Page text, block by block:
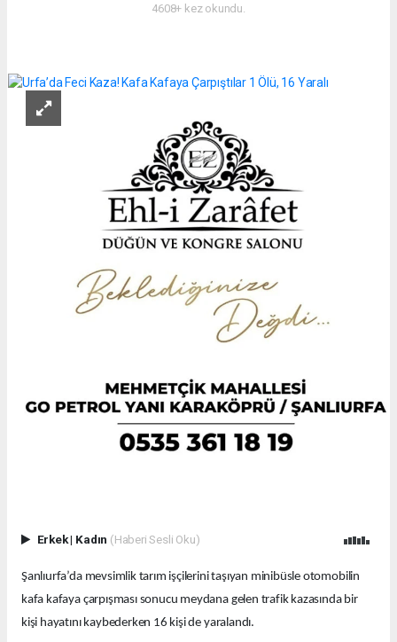
4608+ kez okundu.
Erkek| Kadın (Haberi Sesli Oku)
Şanlıurfa’da mevsimlik tarım işçilerini taşıyan minibüsle otomobilin
kafa kafaya çarpışması sonucu meydana gelen trafik kazasında bir
kişi hayatını kaybederken 16 kişi de yaralandı.